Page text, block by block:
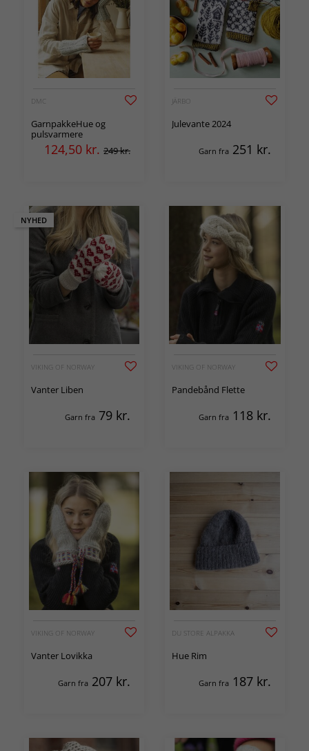
DMC
GarnpakkeHue og
pulsvarmere
124,50 kr. 249 kr.
JÄRBO
Julevante 2024
Garn fra 251 kr.
NYHED
VIKING OF NORWAY
Vanter Liben
Garn fra 79 kr.
VIKING OF NORWAY
Pandebånd Flette
Garn fra 118 kr.
VIKING OF NORWAY
Vanter Lovikka
Garn fra 207 kr.
DU STORE ALPAKKA
Hue Rim
Garn fra 187 kr.